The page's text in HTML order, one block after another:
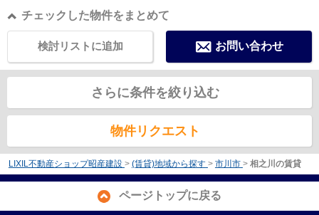
チェックした物件をまとめて
お問い合わせ
検討リストに追加
さらに条件を絞り込む
物件リクエスト
LIXIL不動産ショップ昭産建設 > (賃貸)地域から探す > 市川市 > 相之川の賃貸
ページトップに戻る